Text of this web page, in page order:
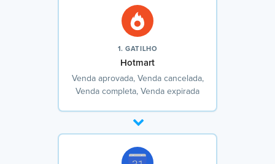
1. GATILHO
Hotmart
Venda aprovada, Venda cancelada,
Venda completa, Venda expirada